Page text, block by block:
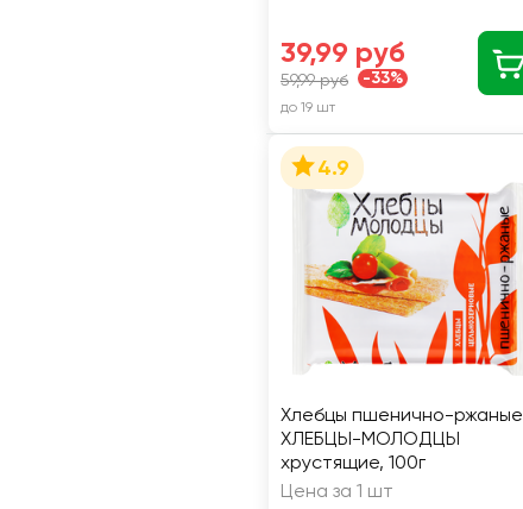
39,99 руб
59,99 руб -33%
до 19 шт
4.9
Хлебцы пшенично-ржаные
ХЛЕБЦЫ-МОЛОДЦЫ
хрустящие, 100г
Цена за 1 шт